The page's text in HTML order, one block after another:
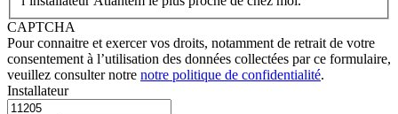
CAPTCHA
Pour connaitre et exercer vos droits, notamment de retrait de votre
consentement à l’utilisation des données collectées par ce formulaire,
veuillez consulter notre notre politique de confidentialité.
Installateur